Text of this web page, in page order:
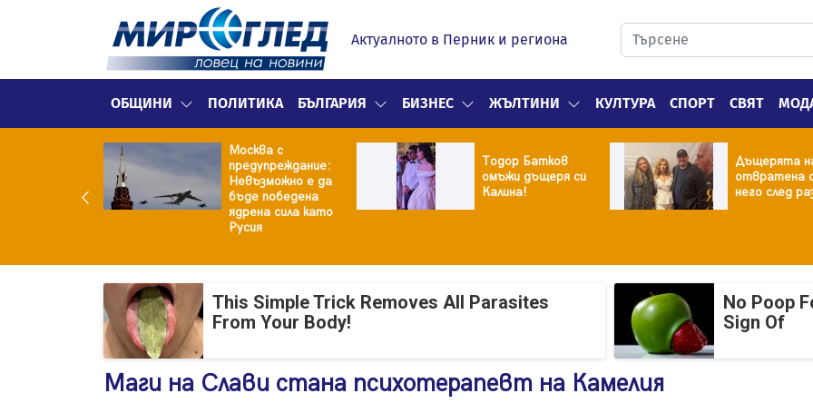
Актуалното в Перник и региона
ОБЩИНИ ПОЛИТИКА БЪЛГАРИЯ БИЗНЕС ЖЪЛТИНИ КУЛТУРА СПОРТ СВЯТ
Москва с
предупреждание:
Невъзможно е да
бъде победена
ядрена сила като
Русия
Тодор Батков
омъжи дъщеря си
Калина!
Дъщерята
отвратена
него след
This Simple Trick Removes All Parasites
From Your Body!
No Poop
Sign Of
Маги на Слави стана психотерапевт на Камелия